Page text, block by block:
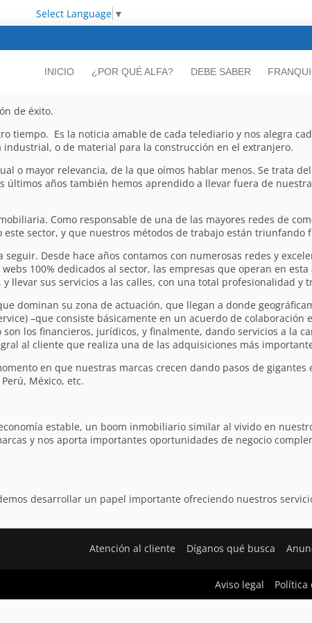
Select Language ▼
INICIO ¿POR QUÉ ALFA? DEBE SABER
de éxito.
tiempo. Es la noticia amable de cada telediario y nos alegra
o de material para la construcción en el extranjero.
o mayor relevancia, de la que oímos hablar menos. Se trata
últimos años también hemos aprendido a llevar fuera de
Como responsable de una de las mayores redes de
sector, y que nuestros métodos de trabajo están
Desde hace años contamos con numerosas redes y
100% dedicados al sector, las empresas que operan en
llevar sus servicios a las calles, con una total profesionalidad y
dominan su zona de actuación, que llegan a donde
–que consiste básicamente en un acuerdo de colaboración
los financieros, jurídicos, y finalmente, dando servicios a la
al cliente que realiza una de las adquisiciones más
en que nuestras marcas crecen dando pasos de gigantes
México, etc.
estable, un boom inmobiliario similar al vivido en
y nos aporta importantes oportunidades de negocio
desarrollar un papel importante ofreciendo nuestros
Atención al cliente Díganos qué busca
Aviso legal Política